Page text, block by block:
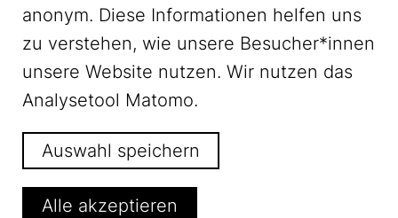
Footer Menu Impressum
Datenschutz
anonym. Diese Informationen helfen uns
zu verstehen, wie unsere Besucher*innen
unsere Website nutzen. Wir nutzen das
Analysetool Matomo.
Auswahl speichern
Alle akzeptieren